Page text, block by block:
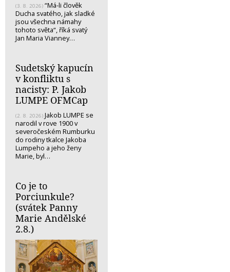
(3. 8. 2026) “Má-li člověk
Ducha svatého, jak sladké
jsou všechna námahy
tohoto světa“, říká svatý
Jan Maria Vianney…
Sudetský kapucín
v konfliktu s
nacisty: P. Jakob
LUMPE OFMCap
(2. 8. 2026) Jakob LUMPE se
narodil v rove 1900 v
severočeském Rumburku
do rodiny tkalce Jakoba
Lumpeho a jeho ženy
Marie, byl…
Co je to
Porciunkule?
(svátek Panny
Marie Andělské
2.8.)